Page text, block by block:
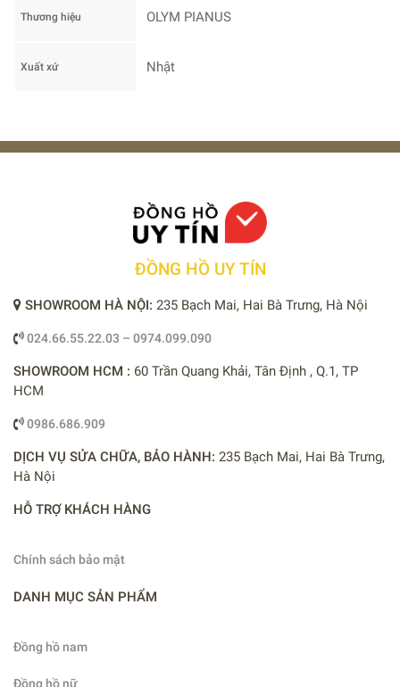
Thương hiệu OLYM PIANUS
Xuất xứ Nhật
ĐỒNG HỒ UY TÍN
SHOWROOM HÀ NỘI: 235 Bạch Mai, Hai Bà Trưng, Hà Nội
024.66.55.22.03 – 0974.099.090
SHOWROOM HCM : 60 Trần Quang Khải, Tân Định , Q.1, TP
HCM
0986.686.909
DỊCH VỤ SỬA CHỮA, BẢO HÀNH: 235 Bạch Mai, Hai Bà Trưng,
Hà Nội
HỖ TRỢ KHÁCH HÀNG
Chính sách bảo mật
DANH MỤC SẢN PHẨM
Đồng hồ nam
Đồng hồ nữ